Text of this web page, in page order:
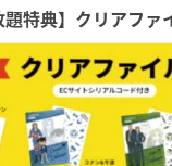
題特典】クリアファ